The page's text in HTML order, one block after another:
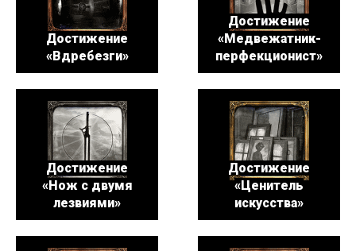
Достижение
«Вдребезги»
Достижение
«Медвежатник-
перфекционист»
Достижение
«Нож с двумя
лезвиями»
Достижение
«Ценитель
искусства»